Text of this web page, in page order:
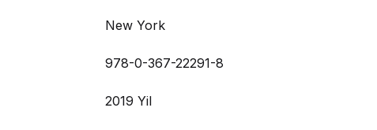
New York
978-0-367-22291-8
2019 Yil